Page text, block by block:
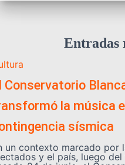
Entradas
Conservatorio
la música
sísmica
un contexto marcado por
y el país, luego